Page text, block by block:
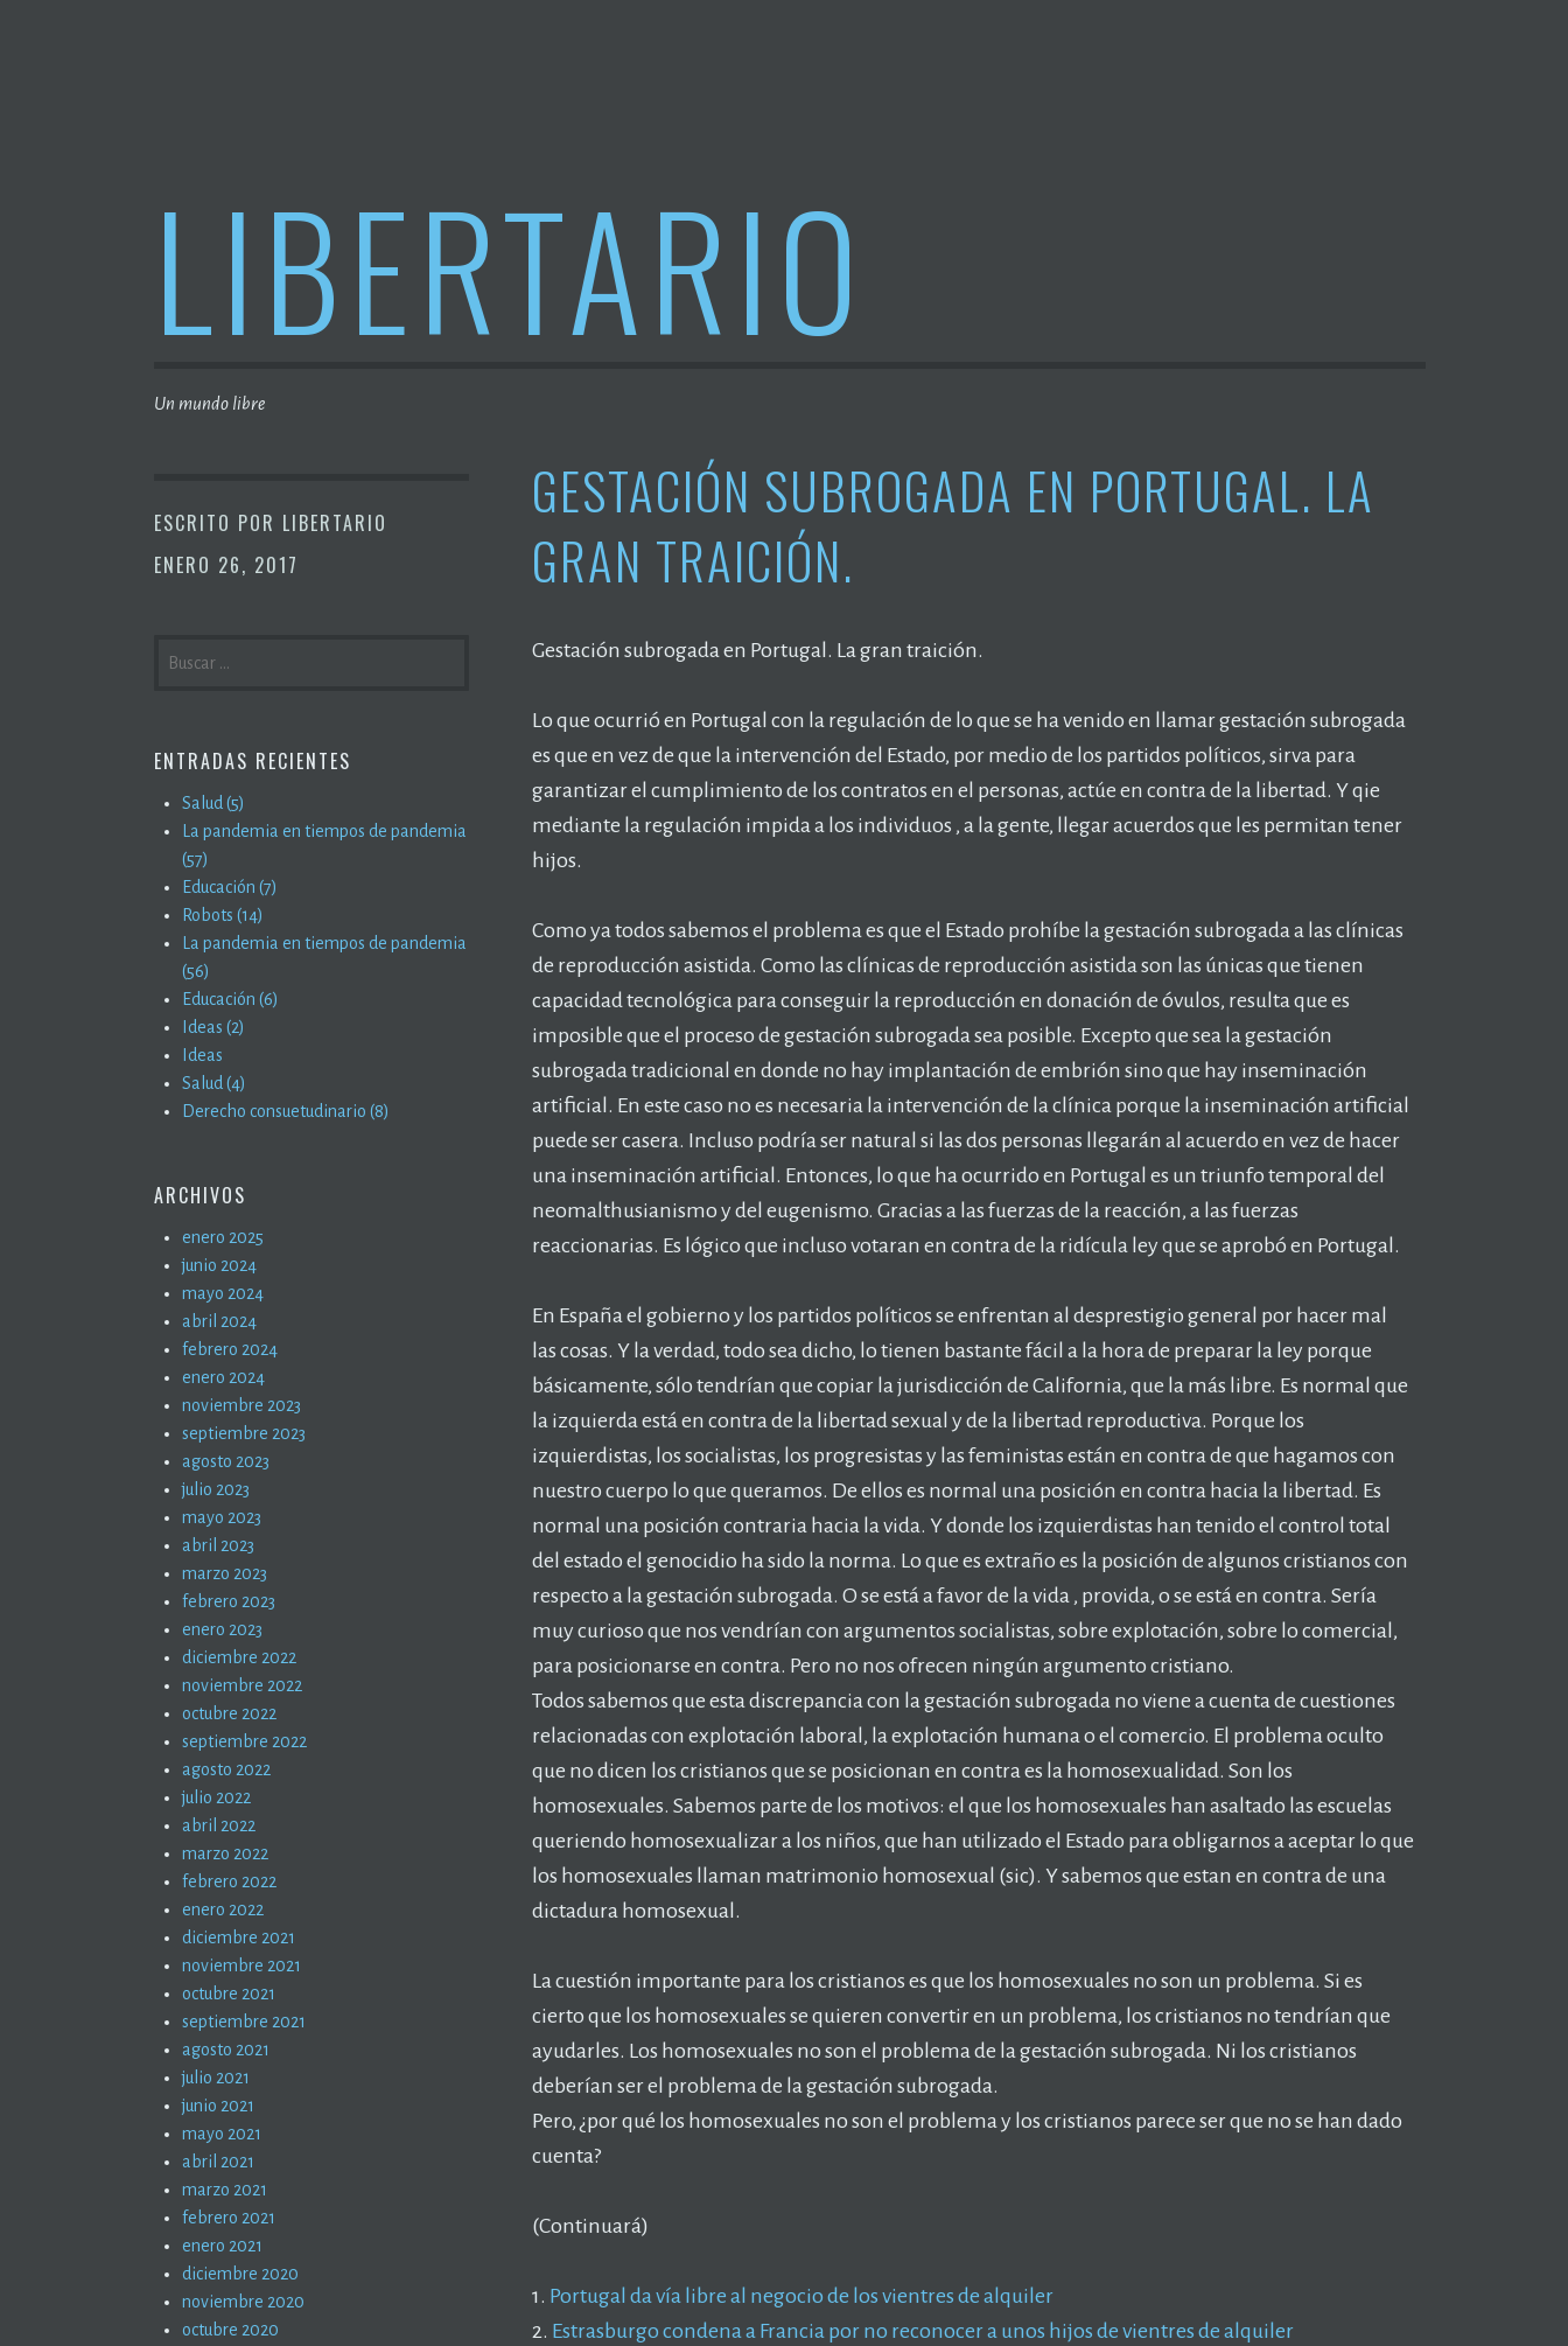
LIBERTARIO
Un mundo libre
ESCRITO POR LIBERTARIO
ENERO 26, 2017
GESTACIÓN SUBROGADA EN PORTUGAL. LA
GRAN TRAICIÓN.
Gestación subrogada en Portugal. La gran traición.
Lo que ocurrió en Portugal con la regulación de lo que se ha venido en llamar gestación subrogada
es que en vez de que la intervención del Estado, por medio de los partidos políticos, sirva para
garantizar el cumplimiento de los contratos en el personas, actúe en contra de la libertad. Y qie
mediante la regulación impida a los individuos , a la gente, llegar acuerdos que les permitan tener
hijos.
Como ya todos sabemos el problema es que el Estado prohíbe la gestación subrogada a las clínicas
de reproducción asistida. Como las clínicas de reproducción asistida son las únicas que tienen
capacidad tecnológica para conseguir la reproducción en donación de óvulos, resulta que es
imposible que el proceso de gestación subrogada sea posible. Excepto que sea la gestación
subrogada tradicional en donde no hay implantación de embrión sino que hay inseminación
artificial. En este caso no es necesaria la intervención de la clínica porque la inseminación artificial
puede ser casera. Incluso podría ser natural si las dos personas llegarán al acuerdo en vez de hacer
una inseminación artificial. Entonces, lo que ha ocurrido en Portugal es un triunfo temporal del
neomalthusianismo y del eugenismo. Gracias a las fuerzas de la reacción, a las fuerzas
reaccionarias. Es lógico que incluso votaran en contra de la ridícula ley que se aprobó en Portugal.
En España el gobierno y los partidos políticos se enfrentan al desprestigio general por hacer mal
las cosas. Y la verdad, todo sea dicho, lo tienen bastante fácil a la hora de preparar la ley porque
básicamente, sólo tendrían que copiar la jurisdicción de California, que la más libre. Es normal que
la izquierda está en contra de la libertad sexual y de la libertad reproductiva. Porque los
izquierdistas, los socialistas, los progresistas y las feministas están en contra de que hagamos con
nuestro cuerpo lo que queramos. De ellos es normal una posición en contra hacia la libertad. Es
normal una posición contraria hacia la vida. Y donde los izquierdistas han tenido el control total
del estado el genocidio ha sido la norma. Lo que es extraño es la posición de algunos cristianos con
respecto a la gestación subrogada. O se está a favor de la vida , provida, o se está en contra. Sería
muy curioso que nos vendrían con argumentos socialistas, sobre explotación, sobre lo comercial,
para posicionarse en contra. Pero no nos ofrecen ningún argumento cristiano.
Todos sabemos que esta discrepancia con la gestación subrogada no viene a cuenta de cuestiones
relacionadas con explotación laboral, la explotación humana o el comercio. El problema oculto
que no dicen los cristianos que se posicionan en contra es la homosexualidad. Son los
homosexuales. Sabemos parte de los motivos: el que los homosexuales han asaltado las escuelas
queriendo homosexualizar a los niños, que han utilizado el Estado para obligarnos a aceptar lo que
los homosexuales llaman matrimonio homosexual (sic). Y sabemos que estan en contra de una
dictadura homosexual.
La cuestión importante para los cristianos es que los homosexuales no son un problema. Si es
cierto que los homosexuales se quieren convertir en un problema, los cristianos no tendrían que
ayudarles. Los homosexuales no son el problema de la gestación subrogada. Ni los cristianos
deberían ser el problema de la gestación subrogada.
Pero, ¿por qué los homosexuales no son el problema y los cristianos parece ser que no se han dado
cuenta?
(Continuará)
1. Portugal da vía libre al negocio de los vientres de alquiler
2. Estrasburgo condena a Francia por no reconocer a unos hijos de vientres de alquiler
ENTRADAS RECIENTES
Salud (5)
La pandemia en tiempos de pandemia
(57)
Educación (7)
Robots (14)
La pandemia en tiempos de pandemia
(56)
Educación (6)
Ideas (2)
Ideas
Salud (4)
Derecho consuetudinario (8)
ARCHIVOS
enero 2025
junio 2024
mayo 2024
abril 2024
febrero 2024
enero 2024
noviembre 2023
septiembre 2023
agosto 2023
julio 2023
mayo 2023
abril 2023
marzo 2023
febrero 2023
enero 2023
diciembre 2022
noviembre 2022
octubre 2022
septiembre 2022
agosto 2022
julio 2022
abril 2022
marzo 2022
febrero 2022
enero 2022
diciembre 2021
noviembre 2021
octubre 2021
septiembre 2021
agosto 2021
julio 2021
junio 2021
mayo 2021
abril 2021
marzo 2021
febrero 2021
enero 2021
diciembre 2020
noviembre 2020
octubre 2020